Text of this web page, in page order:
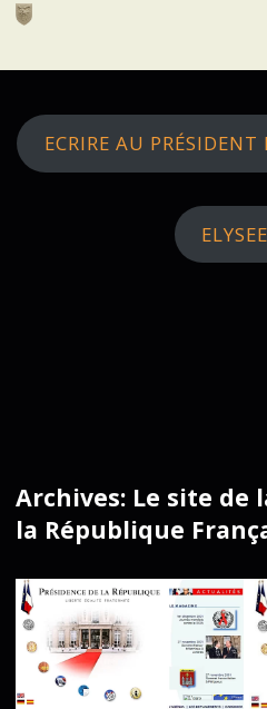
Skip
ECRIRE AU
Archives: Le site de
la République